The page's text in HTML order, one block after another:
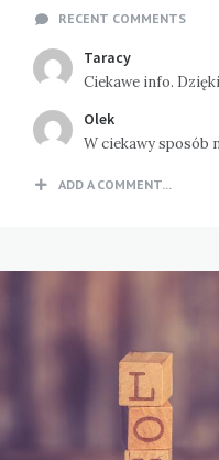
RECENT COMMENTS
Taracy
Ciekawe info.
Olek
W ciekawy sposób
ADD A COMMENT...